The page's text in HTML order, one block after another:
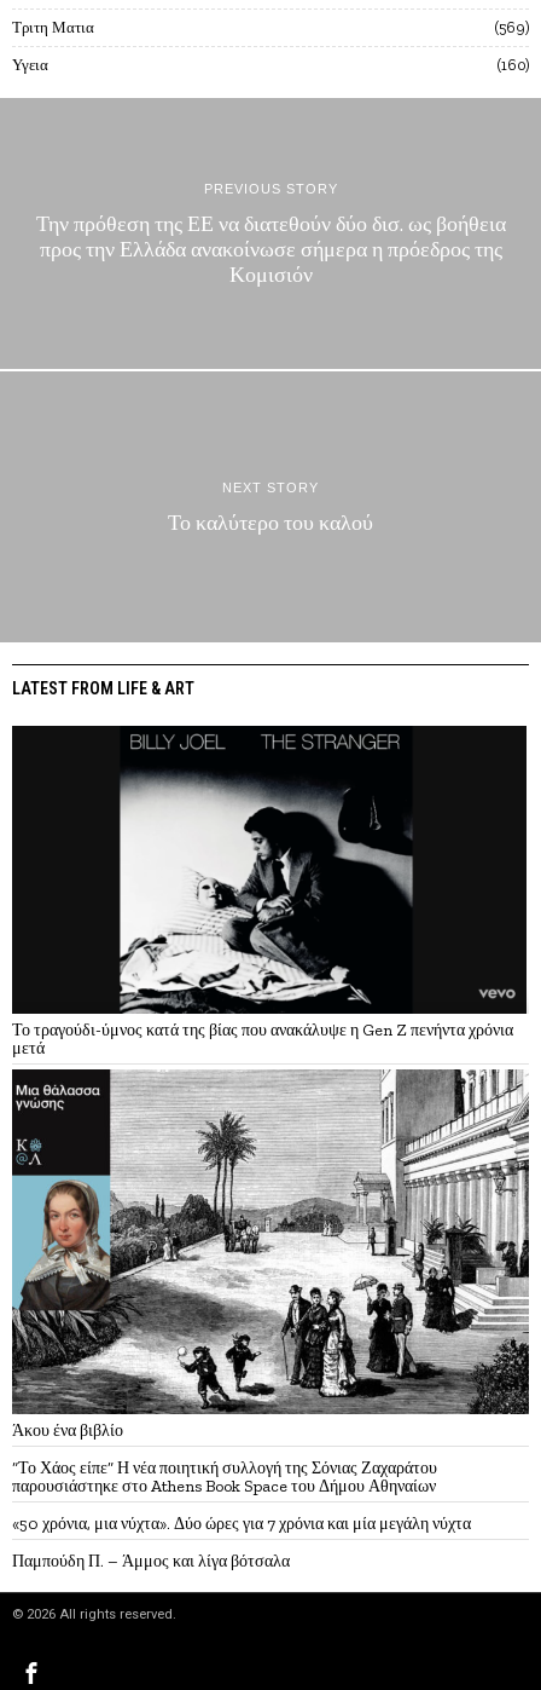
Τριτη Ματια 569
Υγεια 160
PREVIOUS STORY
Την πρόθεση της ΕΕ να διατεθούν δύο δισ. ως βοήθεια
προς την Ελλάδα ανακοίνωσε σήμερα η πρόεδρος της
Κομισιόν
NEXT STORY
Το καλύτερο του καλού
LATEST FROM LIFE & ART
Το τραγούδι-ύμνος κατά της βίας που ανακάλυψε η Gen Z πενήντα χρόνια
μετά
Άκου ένα βιβλίο
“Το Χάος είπε” Η νέα ποιητική συλλογή της Σόνιας Ζαχαράτου
παρουσιάστηκε στο Athens Book Space του Δήμου Αθηναίων
«50 χρόνια, μια νύχτα». Δύο ώρες για 7 χρόνια και μία μεγάλη νύχτα
Παμπούδη Π. – Άμμος και λίγα βότσαλα
© 2026 All rights reserved.